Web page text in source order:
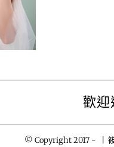
歡迎
© Copyright 2017 - |